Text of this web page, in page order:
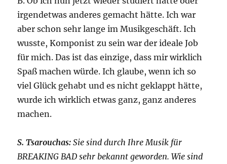
irgendetwas anderes gemacht hätte. Ich war
aber schon sehr lange im Musikgeschäft. Ich
wusste, Komponist zu sein war der ideale Job
für mich. Das ist das einzige, dass mir wirklich
Spaß machen würde. Ich glaube, wenn ich so
viel Glück gehabt und es nicht geklappt hätte,
wurde ich wirklich etwas ganz, ganz anderes
machen.
S. Tsarouchas: Sie sind durch Ihre Musik für
BREAKING BAD sehr bekannt geworden. Wie sind